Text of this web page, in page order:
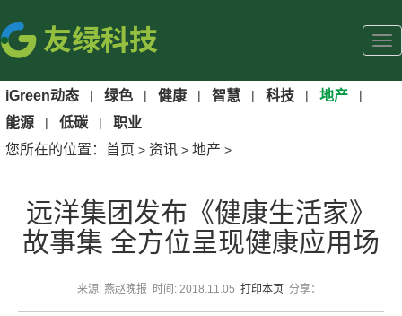
iGreen动态 | 绿色 | 健康 | 智慧 | 科技 | 地产 |
能源 | 低碳 |
职业
您所在的位置： 首页 > 资讯 > 地产 >
远洋集团发布《健康生活家》
故事集 全方位呈现健康应用场
来源: 燕赵晚报 时间: 2018.11.05 打印本页 分享：